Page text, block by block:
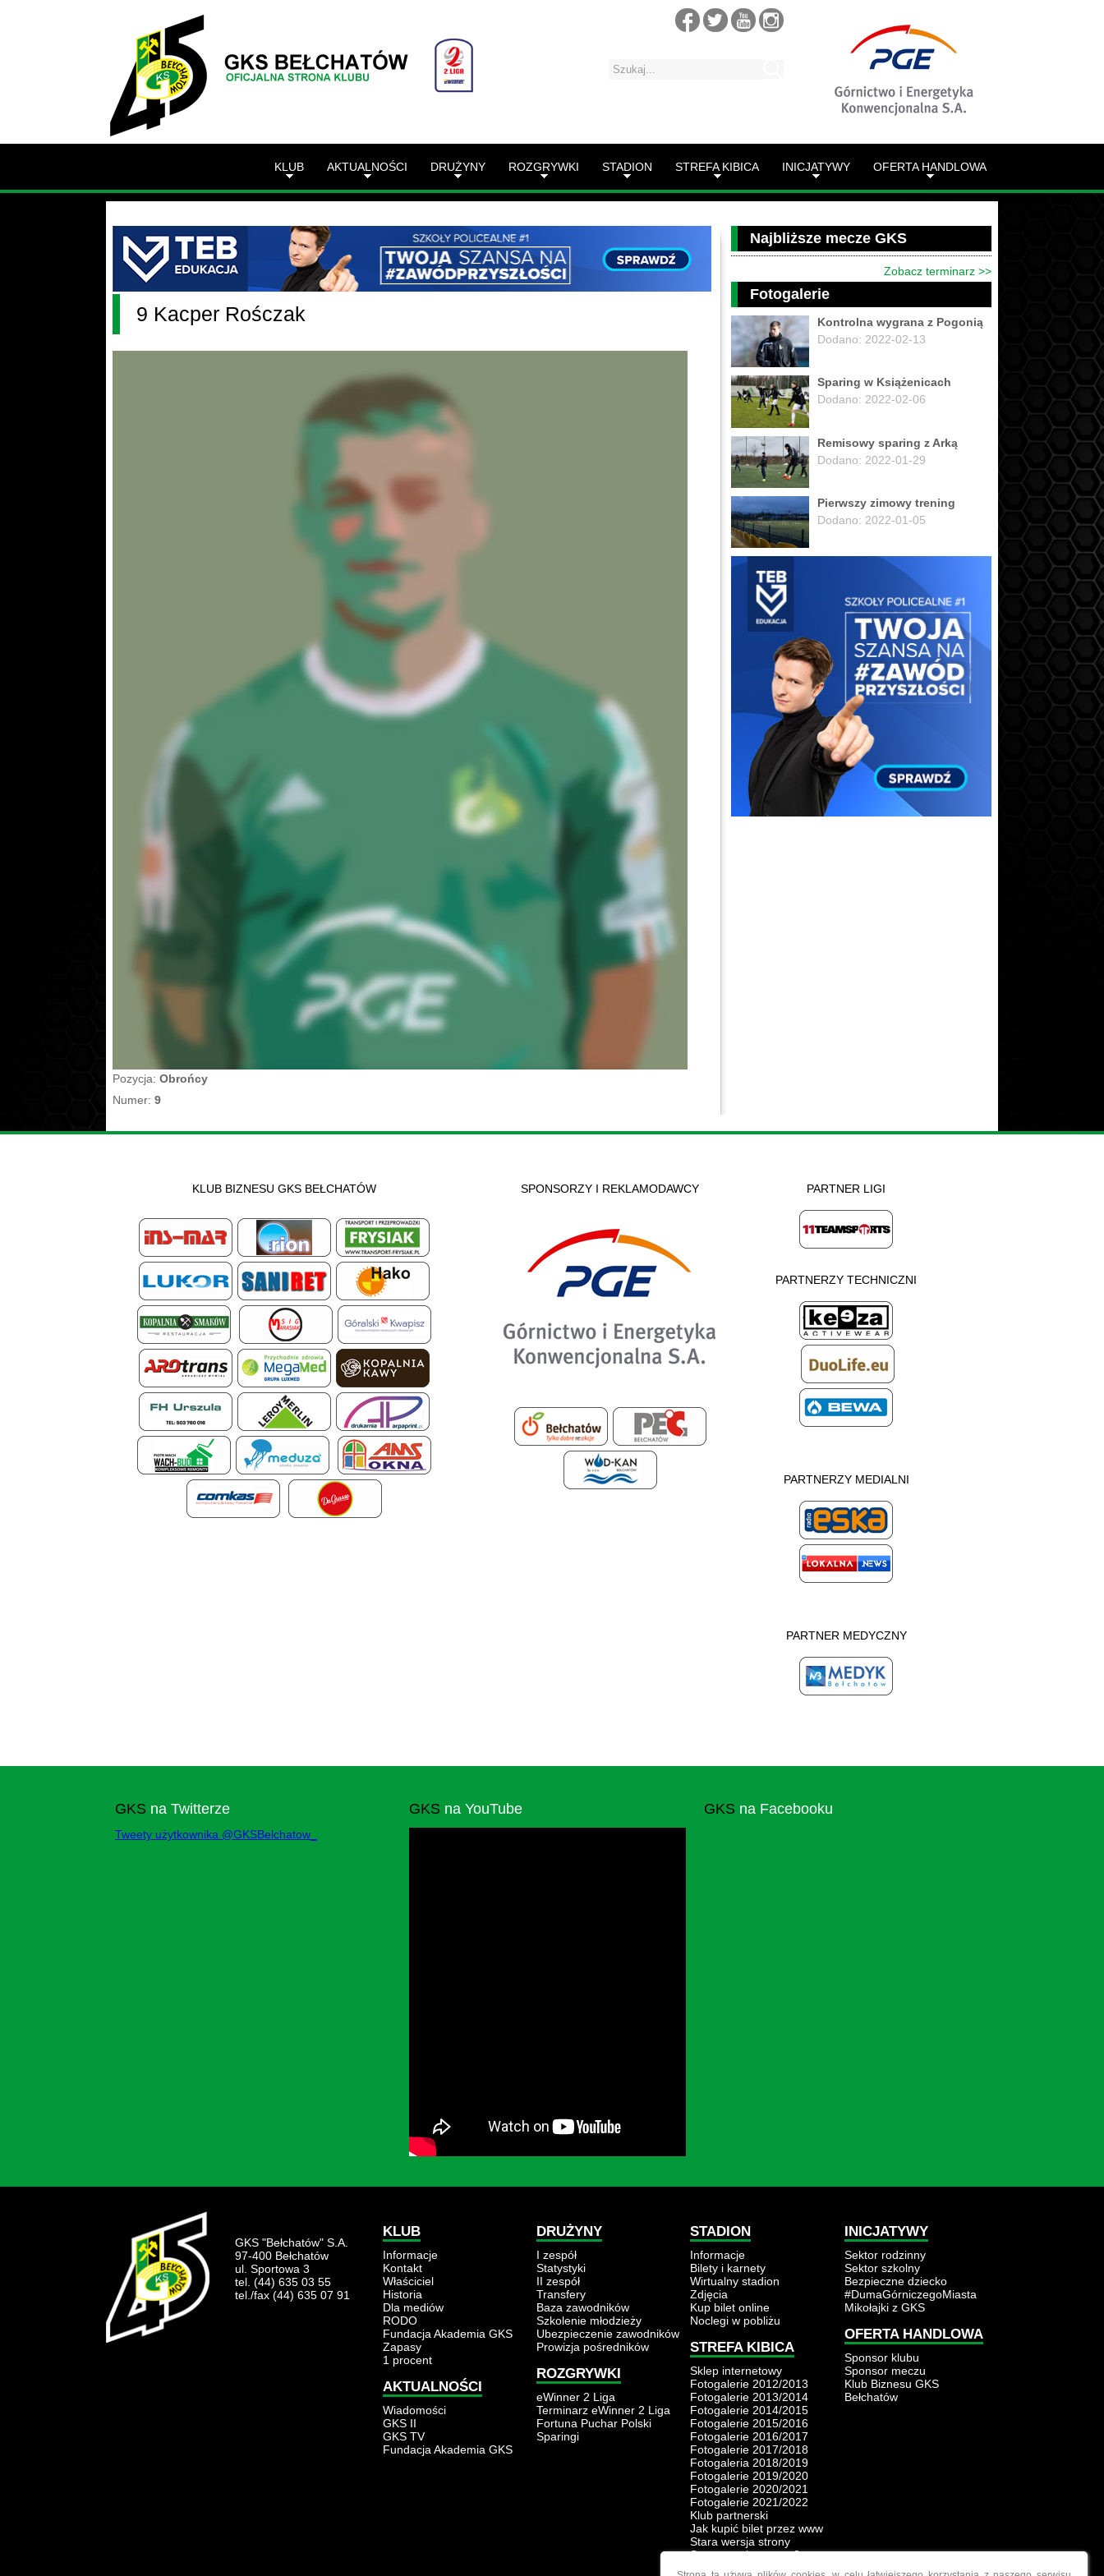
KLUB AKTUALNOŚCI DRUŻYNY ROZGRYWKI STADION STREFA KIBICA INICJATYWY OFERTA HANDLOWA
9 Kacper Rośczak
Pozycja: Obrońcy
Numer: 9
Najbliższe mecze GKS
Zobacz terminarz >>
Fotogalerie
Kontrolna wygrana z Pogonią
Dodano: 2022-02-13
Sparing w Książenicach
Dodano: 2022-02-06
Remisowy sparing z Arką
Dodano: 2022-01-29
Pierwszy zimowy trening
Dodano: 2022-01-05
KLUB BIZNESU GKS BEŁCHATÓW SPONSORZY I REKLAMODAWCY PARTNER LIGI
PARTNERZY TECHNICZNI
PARTNERZY MEDIALNI
PARTNER MEDYCZNY
GKS na Twitterze
Tweety użytkownika @GKSBelchatow_
GKS na YouTube GKS na Facebooku
GKS "Bełchatów" S.A.
97-400 Bełchatów
ul. Sportowa 3
tel. (44) 635 03 55
tel./fax (44) 635 07 91
KLUB
Informacje
Kontakt
Właściciel
Historia
Dla mediów
RODO
Fundacja Akademia GKS
Zapasy
1 procent
AKTUALNOŚCI
Wiadomości
GKS II
GKS TV
Fundacja Akademia GKS
DRUŻYNY
I zespół
Statystyki
II zespół
Transfery
Baza zawodników
Szkolenie młodzieży
Ubezpieczenie zawodników
Prowizja pośredników
ROZGRYWKI
eWinner 2 Liga
Terminarz eWinner 2 Liga
Fortuna Puchar Polski
Sparingi
STADION
Informacje
Bilety i karnety
Wirtualny stadion
Zdjęcia
Kup bilet online
Noclegi w pobliżu
STREFA KIBICA
Sklep internetowy
Fotogalerie 2012/2013
Fotogalerie 2013/2014
Fotogalerie 2014/2015
Fotogalerie 2015/2016
Fotogalerie 2016/2017
Fotogalerie 2017/2018
Fotogaleria 2018/2019
Fotogalerie 2019/2020
Fotogalerie 2020/2021
Fotogalerie 2021/2022
Klub partnerski
Jak kupić bilet przez www
Stara wersja strony
Stara wersja strony 2
Stara wersja strony 3
INICJATYWY
Sektor rodzinny
Sektor szkolny
Bezpieczne dziecko
#DumaGórniczegoMiasta
Mikołajki z GKS
OFERTA HANDLOWA
Sponsor klubu
Sponsor meczu
Klub Biznesu GKS
Bełchatów